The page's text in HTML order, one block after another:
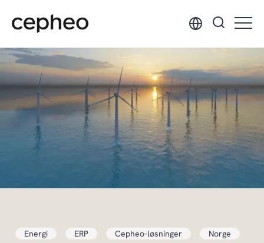
hovedinnhold
Energi ERP Cepheo-løsninger
Norge